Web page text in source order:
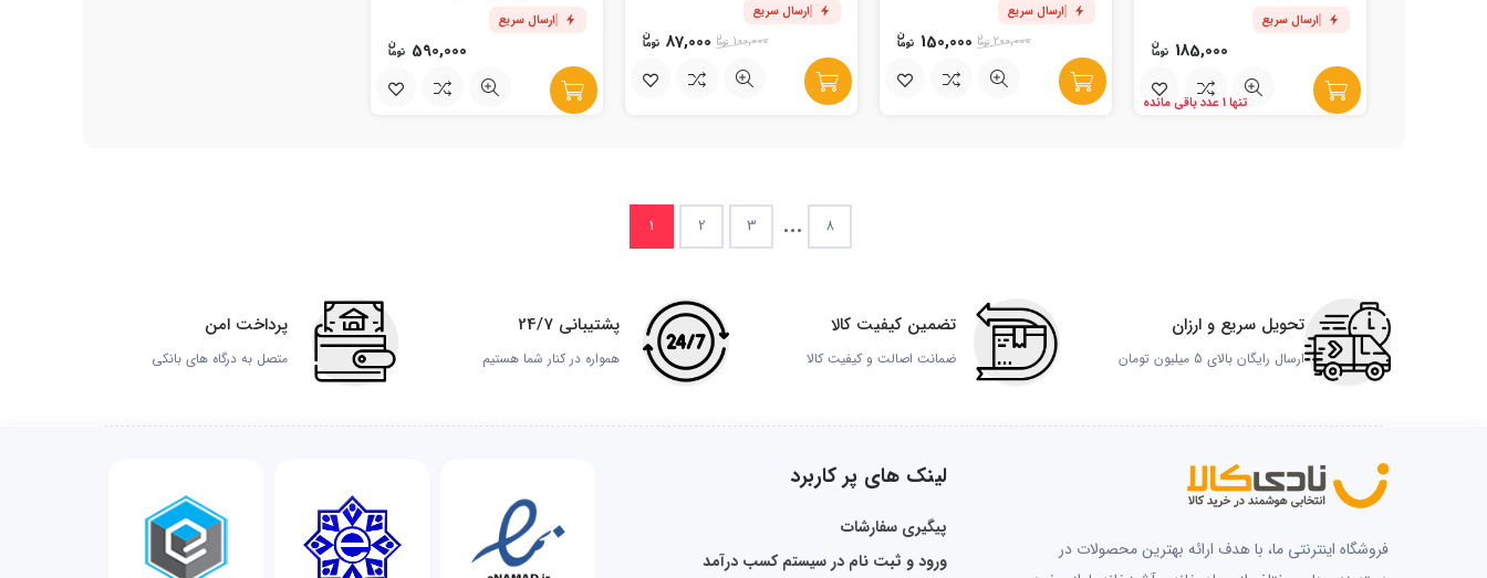
ارسال سریع
185,000
تنها 1 عدد باقی مانده
ارسال سریع
200,000
150,000
ارسال سریع
100,000
87,000
ارسال سریع
590,000
1 2 3 ... 8
تحویل سریع و ارزان
ارسال رایگان بالای 5 میلیون تومان
تضمین کیفیت کالا
ضمانت اصالت و کیفیت کالا
پشتیبانی 24/7
همواره در کنار شما هستیم
پرداخت امن
متصل به درگاه های بانکی
فروشگاه اینترنتی ما، با هدف ارائه بهترین محصولات در
لینک های پر کاربرد
پیگیری سفارشات
ورود و ثبت نام در سیستم کسب درآمد